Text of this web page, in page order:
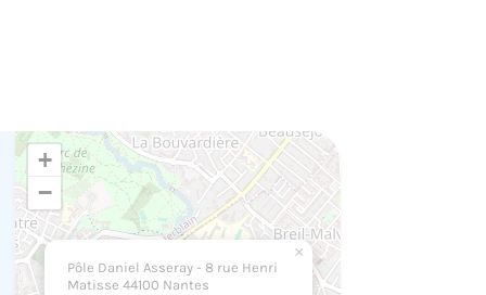
Pôle Daniel Asseray - 8 rue Henri
Matisse 44100 Nantes
×
+
−